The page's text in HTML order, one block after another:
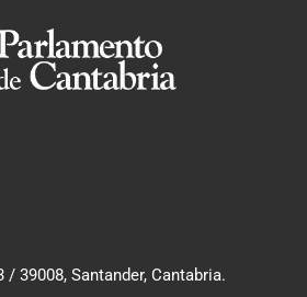
/ 39008, Santander, Cantabria.